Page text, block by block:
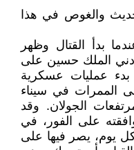
والغوص في هذا
بدأ القتال وظهر
‏الملك حسين على
بدء عمليات عسكرية
‏الممرات في سيناء
الجولان. وقد
‏على الفور، في
يوم، يصر فيها على